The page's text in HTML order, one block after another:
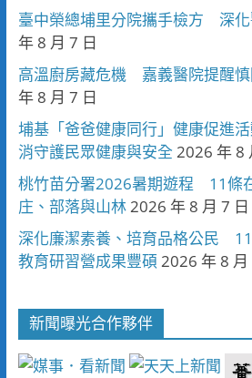
臺中榮總埔里分院攜手檢方 深
年 8 月 7 日
高溫廚房藏危機 嘉義醫院提醒
年 8 月 7 日
埔基「爸爸健康同行」健康促進
消守護民眾健康與安全 2026 年 8
桃竹苗分署2026暑期遊程 11條
庄、部落與山林2026 年 8 月 7 日
深化廉潔素養、培育品格公民
教育研習營成果豐碩 2026 年 8 月
新聞曝光合作夥伴